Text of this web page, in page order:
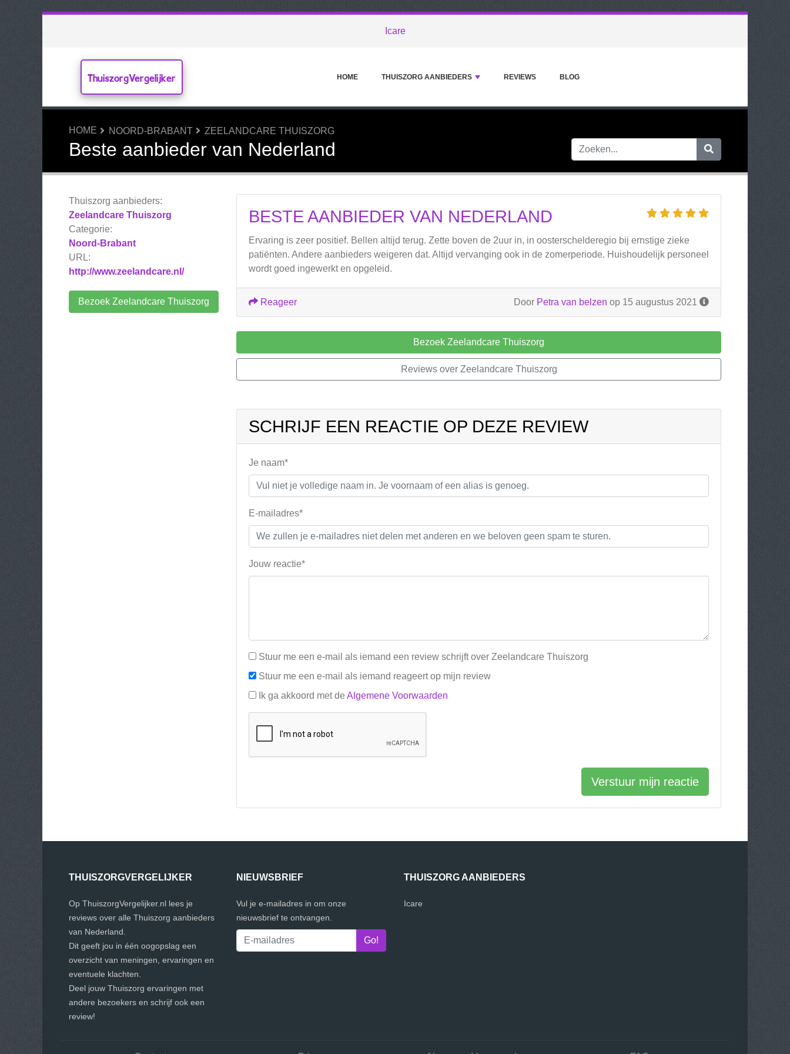
Icare
ThuiszorgVergelijker HOME THUISZORG AANBIEDERS REVIEWS BLOG
HOME NOORD-BRABANT ZEELANDCARE THUISZORG
Beste aanbieder van Nederland
Thuiszorg aanbieders:
Zeelandcare Thuiszorg
Categorie:
Noord-Brabant
URL:
http://www.zeelandcare.nl/
Bezoek Zeelandcare Thuiszorg
BESTE AANBIEDER VAN NEDERLAND
Ervaring is zeer positief. Bellen altijd terug. Zette boven de 2uur in, in oosterschelderegio bij ernstige zieke
patiënten. Andere aanbieders weigeren dat. Altijd vervanging ook in de zomerperiode. Huishoudelijk personeel
wordt goed ingewerkt en opgeleid.
Door Petra van belzen op 15 augustus 2021
Reageer
Bezoek Zeelandcare Thuiszorg
Reviews over Zeelandcare Thuiszorg
SCHRIJF EEN REACTIE OP DEZE REVIEW
Je naam*
E-mailadres*
Jouw reactie*
Stuur me een e-mail als iemand een review schrijft over Zeelandcare Thuiszorg
Stuur me een e-mail als iemand reageert op mijn review
Ik ga akkoord met de Algemene Voorwaarden
Verstuur mijn reactie
THUISZORGVERGELIJKER
Op ThuiszorgVergelijker.nl lees je
reviews over alle Thuiszorg aanbieders
van Nederland.
Dit geeft jou in één oogopslag een
overzicht van meningen, ervaringen en
eventuele klachten.
Deel jouw Thuiszorg ervaringen met
andere bezoekers en schrijf ook een
review!
NIEUWSBRIEF
Vul je e-mailadres in om onze
nieuwsbrief te ontvangen.
THUISZORG AANBIEDERS
Icare